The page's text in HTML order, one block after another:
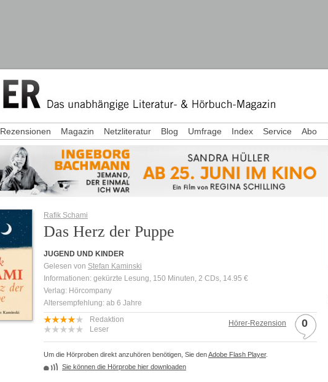
Rafik Schami
Das Herz der Puppe
JUGEND UND KINDER
Gelesen von Stefan Kaminski
Informationen: gekürzte Lesung, 150 Minuten, 2 CDs, 14.95 €
Verlag: Hörcompany
Altersempfehlung: ab 6 Jahre
Hörer-Rezension 0
Redaktion
Leser
Um die Hörproben direkt anzuhören benötigen, Sie denAdobe Flash Player.
Sie können die Hörprobe hier downloaden
Rezensionen Magazin Netzliteratur Blog Umfrage Index Service Abo